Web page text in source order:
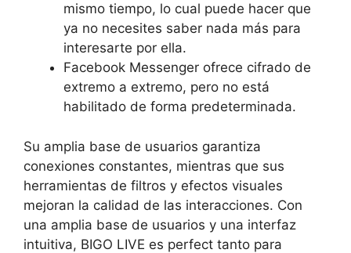
mismo tiempo, lo cual puede hacer que
ya no necesites saber nada más para
interesarte por ella.
Facebook Messenger ofrece cifrado de
extremo a extremo, pero no está
habilitado de forma predeterminada.
Su amplia base de usuarios garantiza
conexiones constantes, mientras que sus
herramientas de filtros y efectos visuales
mejoran la calidad de las interacciones. Con
una amplia base de usuarios y una interfaz
intuitiva, BIGO LIVE es perfect tanto para